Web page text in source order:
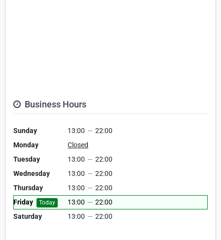
Business Hours
Sunday 13:00 — 22:00
Monday
Closed
Tuesday
13:00 — 22:00
Wednesday
13:00 — 22:00
Thursday
13:00 — 22:00
Friday
Today 13:00 — 22:00
Saturday
13:00 — 22:00